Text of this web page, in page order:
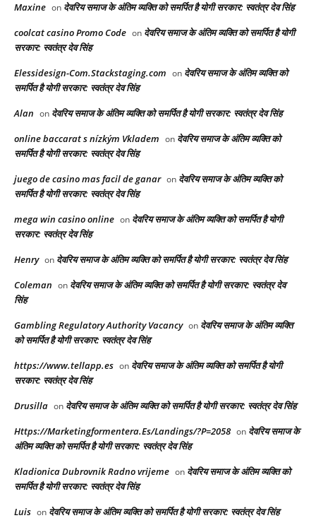
Maxine on देवरिय समाज के अंतिम व्यक्ति को समर्पित है योगी सरकार: स्वतंत्र देव सिंह
coolcat casino Promo Code on देवरिय समाज के अंतिम व्यक्ति को समर्पित है योगी
सरकार: स्वतंत्र देव सिंह
Elessidesign-Com.Stackstaging.com on देवरिय समाज के अंतिम व्यक्ति को
समर्पित है योगी सरकार: स्वतंत्र देव सिंह
Alan on देवरिय समाज के अंतिम व्यक्ति को समर्पित है योगी सरकार: स्वतंत्र देव सिंह
online baccarat s nízkým Vkladem on देवरिय समाज के अंतिम व्यक्ति को
समर्पित है योगी सरकार: स्वतंत्र देव सिंह
juego de casino mas facil de ganar on देवरिय समाज के अंतिम व्यक्ति को
समर्पित है योगी सरकार: स्वतंत्र देव सिंह
mega win casino online on देवरिय समाज के अंतिम व्यक्ति को समर्पित है योगी
सरकार: स्वतंत्र देव सिंह
Henry on देवरिय समाज के अंतिम व्यक्ति को समर्पित है योगी सरकार: स्वतंत्र देव सिंह
Coleman on देवरिय समाज के अंतिम व्यक्ति को समर्पित है योगी सरकार: स्वतंत्र देव
सिंह
Gambling Regulatory Authority Vacancy on देवरिय समाज के अंतिम व्यक्ति
को समर्पित है योगी सरकार: स्वतंत्र देव सिंह
https://www.tellapp.es on देवरिय समाज के अंतिम व्यक्ति को समर्पित है योगी
सरकार: स्वतंत्र देव सिंह
Drusilla on देवरिय समाज के अंतिम व्यक्ति को समर्पित है योगी सरकार: स्वतंत्र देव सिंह
Https://Marketingformentera.Es/Landings/?P=2058 on देवरिय समाज के
अंतिम व्यक्ति को समर्पित है योगी सरकार: स्वतंत्र देव सिंह
Kladionica Dubrovnik Radno vrijeme on देवरिय समाज के अंतिम व्यक्ति को
समर्पित है योगी सरकार: स्वतंत्र देव सिंह
Luis on देवरिय समाज के अंतिम व्यक्ति को समर्पित है योगी सरकार: स्वतंत्र देव सिंह